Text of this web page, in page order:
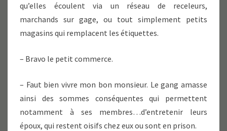
qu’elles écoulent via un réseau de receleurs,
marchands sur gage, ou tout simplement petits
magasins qui remplacent les étiquettes.
– Bravo le petit commerce.
– Faut bien vivre mon bon monsieur. Le gang amasse
ainsi des sommes conséquentes qui permettent
notamment à ses membres…d’entretenir leurs
époux, qui restent oisifs chez eux ou sont en prison.